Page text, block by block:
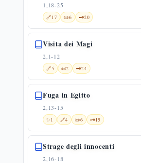
1,18-25
🔗17 📜6 🗝️20
Visita dei Magi
2,1-12
🔗5 📜2 🗝️24
Fuga in Egitto
2,13-15
✨1 🔗4 📜6 🗝️15
Strage degli innocenti
2,16-18